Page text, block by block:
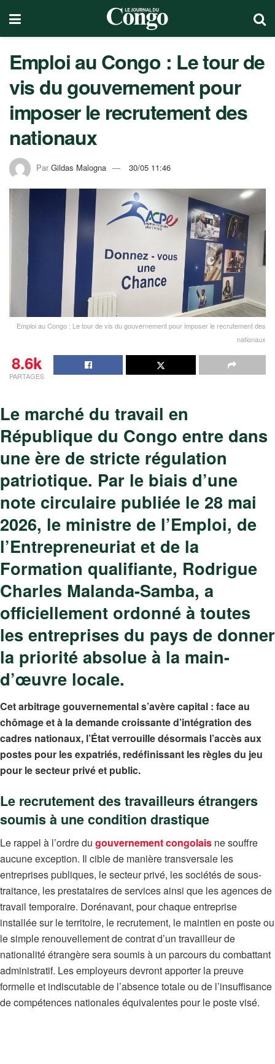
Emploi au Congo : Le tour de
vis du gouvernement pour
imposer le recrutement des
nationaux
Par Gildas Malogna 30/05 11:46
Emploi au Congo : Le tour de vis du gouvernement pour imposer le recrutement des
nationaux
8.6k
PARTAGES
Le marché du travail en
République du Congo entre dans
une ère de stricte régulation
patriotique. Par le biais d’une
note circulaire publiée le 28 mai
2026, le ministre de l’Emploi, de
l’Entrepreneuriat et de la
Formation qualifiante, Rodrigue
Charles Malanda-Samba, a
officiellement ordonné à toutes
les entreprises du pays de donner
la priorité absolue à la main-
d’œuvre locale.
Cet arbitrage gouvernemental s’avère capital : face au
chômage et à la demande croissante d’intégration des
cadres nationaux, l’État verrouille désormais l’accès aux
postes pour les expatriés, redéfinissant les règles du jeu
pour le secteur privé et public.
Le recrutement des travailleurs étrangers
soumis à une condition drastique
Le rappel à l’ordre du gouvernement congolais ne souffre
aucune exception. Il cible de manière transversale les
entreprises publiques, le secteur privé, les sociétés de sous-
traitance, les prestataires de services ainsi que les agences de
travail temporaire. Dorénavant, pour chaque entreprise
installée sur le territoire, le recrutement, le maintien en poste ou
le simple renouvellement de contrat d’un travailleur de
nationalité étrangère sera soumis à un parcours du combattant
administratif. Les employeurs devront apporter la preuve
formelle et indiscutable de l’absence totale ou de l’insuffisance
de compétences nationales équivalentes pour le poste visé.